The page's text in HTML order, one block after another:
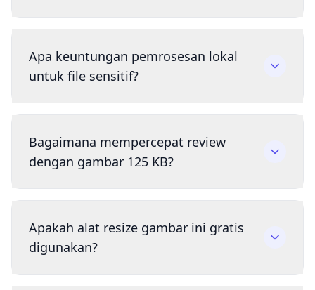
Apa keuntungan pemrosesan lokal
untuk file sensitif?
Bagaimana mempercepat review
dengan gambar 125 KB?
Apakah alat resize gambar ini gratis
digunakan?